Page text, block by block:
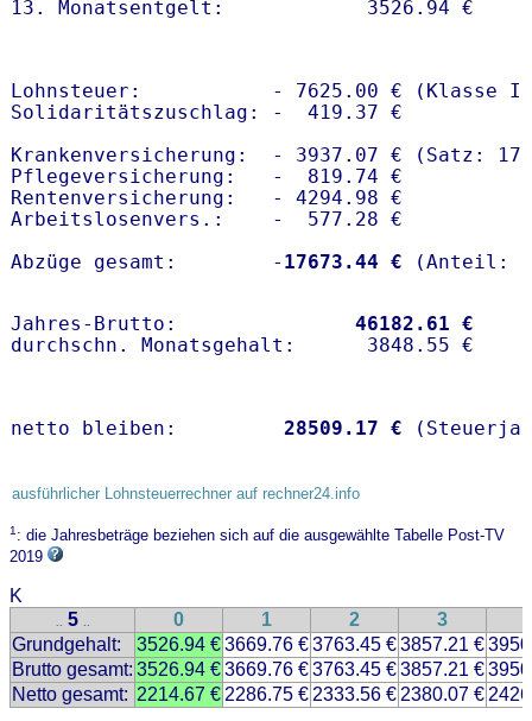
Lohnsteuer:           - 7625.00 € (Klasse I)
Solidaritätszuschlag: -  419.37 €
Krankenversicherung:  - 3937.07 € (Satz:
Pflegeversicherung:   -  819.74 €
Rentenversicherung:   - 4294.98 €
Arbeitslosenvers.:    -  577.28 €
Abzüge gesamt:        - 17673.44 €
Jahres-Brutto: 46182.61 €
netto bleiben: 28509.17 €
ausführlicher Lohnsteuerrechner auf rechner24.info
1: die Jahresbeträge beziehen sich auf die ausgewählte Tabelle Post-TV
2019
K
.. 5 .. 0 1 2 3
Grundgehalt:
3526.94 €3669.76 €3763.45 €3857.21 €
Brutto gesamt: 3526.94 €3669.76 €3763.45 €3857.21 €
Netto gesamt: 2214.67 € 2286.75 € 2333.56 € 2380.07 €